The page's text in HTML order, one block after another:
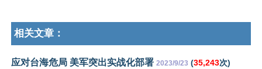
相关文章：
应对台海危局 美军突出实战化部署 2023/9/23 (35,243次)